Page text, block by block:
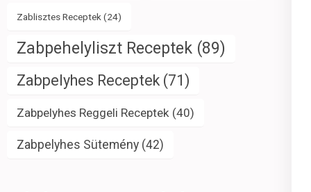
Zablisztes Receptek (24)
Zabpehelyliszt Receptek (89)
Zabpelyhes Receptek (71)
Zabpelyhes Reggeli Receptek (40)
Zabpelyhes Sütemény (42)